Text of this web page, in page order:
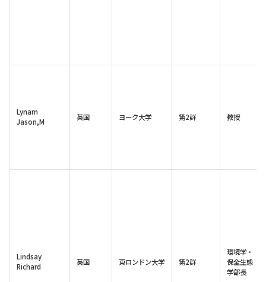
Lynam
Jason,M
英国 ヨーク大学 第2群 教授
Lindsay
Richard
英国 東ロンドン大学 第2群
環境学・
保全生態
学部長